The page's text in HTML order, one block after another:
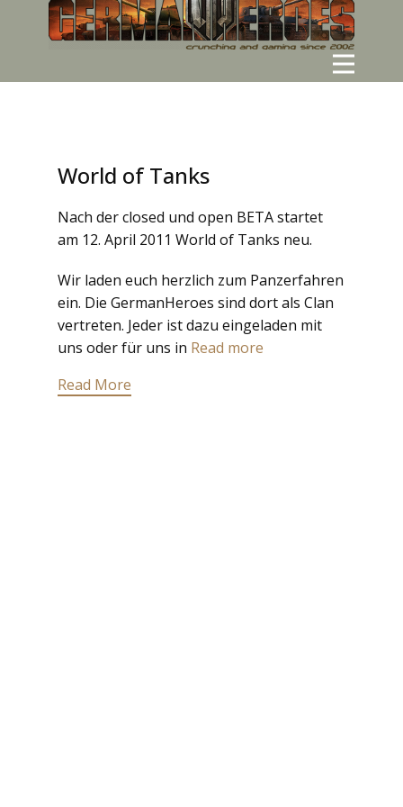
World of Tanks
Nach der closed und open BETA startet
am 12. April 2011 World of Tanks neu.
Wir laden euch herzlich zum Panzerfahren
ein. Die GermanHeroes sind dort als Clan
vertreten. Jeder ist dazu eingeladen mit
uns oder für uns in Read more
Read More